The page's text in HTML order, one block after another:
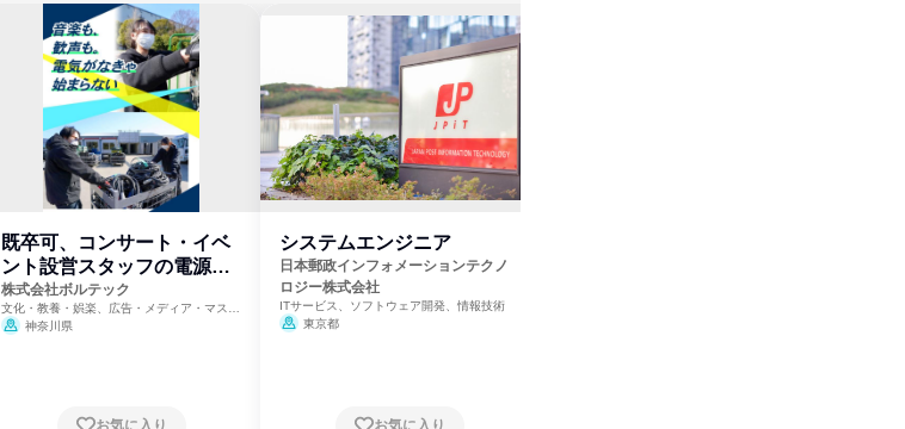
既卒可、コンサート・イベ
ント設営スタッフの電源部
門
株式会社ボルテック
文化・教養・娯楽、広告・メディア・マスコ
ミ、電力・ガス・水道・エネルギー
神奈川県
お気に入り
システムエンジニア
日本郵政インフォメーションテクノ
ロジー株式会社
ITサービス、ソフトウェア開発、情報技術
東京都
お気に入り